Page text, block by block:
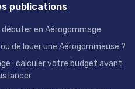
publications
en Aérogommage
de louer une Aérogommeuse ?
: calculer votre budget avant
lancer